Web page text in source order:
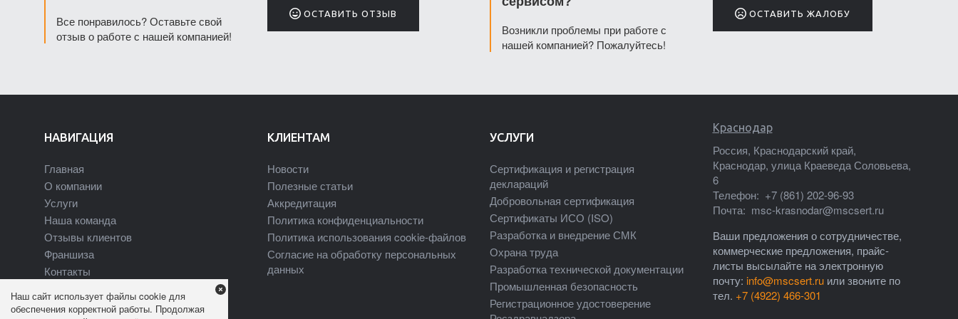
Все понравилось? Оставьте свой
отзыв о работе с нашей компанией!
ОСТАВИТЬ ОТЗЫВ
Возникли проблемы при работе с
нашей компанией? Пожалуйтесь!
ОСТАВИТЬ ЖАЛОБУ
НАВИГАЦИЯ
Главная
О компании
Услуги
Наша команда
Отзывы клиентов
Франшиза
Контакты
КЛИЕНТАМ
Новости
Полезные статьи
Аккредитация
Политика конфиденциальности
Политика использования cookie-файлов
Согласие на обработку персональных
данных
УСЛУГИ
Сертификация и регистрация
деклараций
Добровольная сертификация
Сертификаты ИСО (ISO)
Разработка и внедрение СМК
Охрана труда
Разработка технической документации
Промышленная безопасность
Регистрационное удостоверение
Краснодар
Россия, Краснодарский край,
Краснодар, улица Краеведа Соловьева,
6
Телефон: +7 (861) 202-96-93
Почта: msc-krasnodar@mscsert.ru
Ваши предложения о сотрудничестве,
коммерческие предложения, прайс-
листы высылайте на электронную
почту: info@mscsert.ruили звоните по
тел. +7 (4922) 466-301
Наш сайт использует файлы cookie для
обеспечения корректной работы. Продолжая